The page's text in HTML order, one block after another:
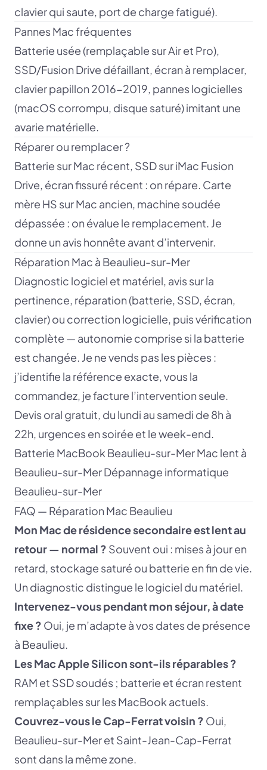
clavier qui saute, port de charge fatigué).
Pannes Mac fréquentes
Batterie usée (remplaçable sur Air et Pro),
SSD/Fusion Drive défaillant, écran à remplacer,
clavier papillon 2016-2019, pannes logicielles
(macOS corrompu, disque saturé) imitant une
avarie matérielle.
Réparer ou remplacer ?
Batterie sur Mac récent, SSD sur iMac Fusion
Drive, écran fissuré récent : on répare. Carte
mère HS sur Mac ancien, machine soudée
dépassée : on évalue le remplacement. Je
donne un avis honnête avant d’intervenir.
Réparation Mac à Beaulieu-sur-Mer
Diagnostic logiciel et matériel, avis sur la
pertinence, réparation (batterie, SSD, écran,
clavier) ou correction logicielle, puis vérification
complète — autonomie comprise si la batterie
est changée. Je ne vends pas les pièces :
j’identifie la référence exacte, vous la
commandez, je facture l’intervention seule.
Devis oral gratuit, du lundi au samedi de 8h à
22h, urgences en soirée et le week-end.
Batterie MacBook Beaulieu-sur-MerMac lent à
Beaulieu-sur-MerDépannage informatique
Beaulieu-sur-Mer
FAQ — Réparation Mac Beaulieu
Mon Mac de résidence secondaire est lent au
retour — normal ? Souvent oui : mises à jour en
retard, stockage saturé ou batterie en fin de vie.
Un diagnostic distingue le logiciel du matériel.
Intervenez-vous pendant mon séjour, à date
fixe ? Oui, je m’adapte à vos dates de présence
à Beaulieu.
Les Mac Apple Silicon sont-ils réparables ?
RAM et SSD soudés ; batterie et écran restent
remplaçables sur les MacBook actuels.
Couvrez-vous le Cap-Ferrat voisin ? Oui,
Beaulieu-sur-Mer et Saint-Jean-Cap-Ferrat
sont dans la même zone.